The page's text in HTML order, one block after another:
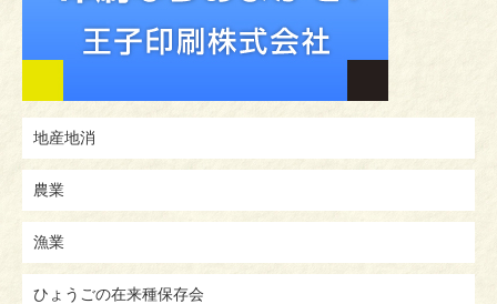
地産地消
農業
漁業
ひょうごの在来種保存会